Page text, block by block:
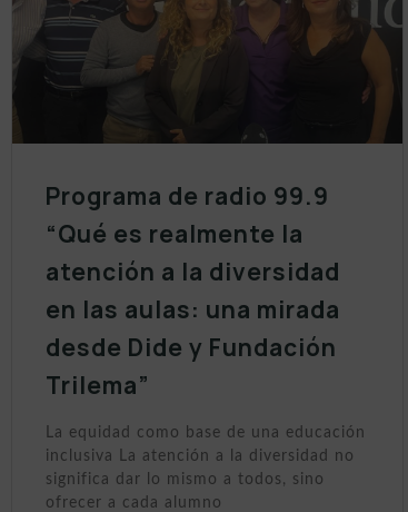
Programa de radio 99.9
“Qué es realmente la
atención a la diversidad
en las aulas: una mirada
desde Dide y Fundación
Trilema”
La equidad como base de una educación
inclusiva La atención a la diversidad no
significa dar lo mismo a todos, sino
ofrecer a cada alumno